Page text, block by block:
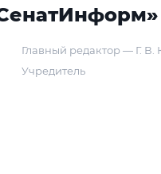
Главный редактор — Г. В.
Учредитель